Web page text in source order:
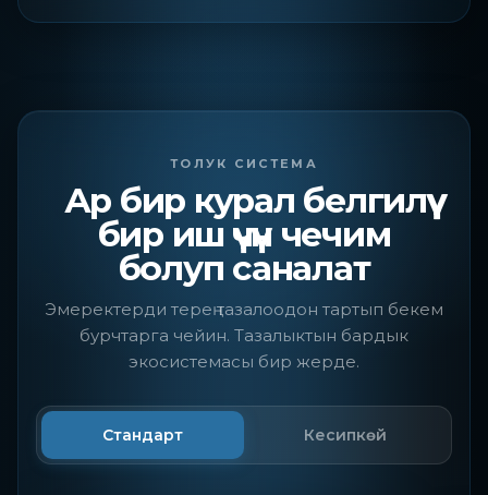
ТОЛУК СИСТЕМА
Ар бир курал белгилүү
бир иш үчүн чечим
болуп саналат
Эмеректерди терең тазалоодон тартып бекем
бурчтарга чейин. Тазалыктын бардык
экосистемасы бир жерде.
Стандарт Кесипкөй